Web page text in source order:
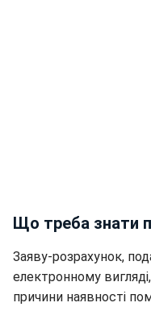
Що треба знати
Заяву-розрахунок,
електронному
причини наявності